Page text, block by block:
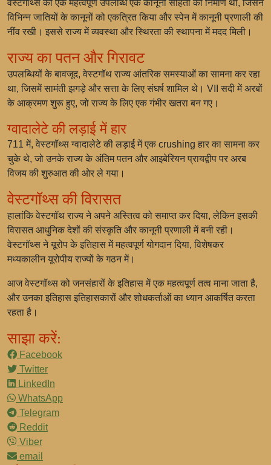
वेस्टगॉथ्स की एक महत्वपूर्ण उपलब्धि एक कानूनी संहिता का निर्माण था, जिसने
विभिन्न जातियों के कानूनों को एकत्रित किया और स्पेन में कानूनी प्रणाली की
नींव रखी। इससे राज्य में व्यवस्था और स्थिरता की स्थापना में मदद मिली।
राज्य का पतन और गिरावट
उपलब्धियों के बावजूद, वेस्टगॉथ राज्य आंतरिक समस्याओं का सामना कर रहा
था, जिसमें सामंती झगड़े और सत्ता के लिए संघर्ष शामिल थे। VII सदी में अरबों
के आक्रमण शुरू हुए, जो राज्य के लिए एक गंभीर खतरा बन गए।
ग्वादालेटे की लड़ाई में हार
711 में, वेस्टगॉथ्स ग्वादालेटे की लड़ाई में एक crushing हार का सामना कर
चुके थे, जो उनके राज्य के अंतिम पतन और आइबेरियन प्रायद्वीप पर अरब
विजय की शुरुआत की ओर ले गया।
वेस्टगॉथ्स की विरासत
हालांकि वेस्टगॉथ राज्य ने अपने अस्तित्व को समाप्त कर दिया, लेकिन इसकी
विरासत आधुनिक देशों की संस्कृति और कानूनी प्रणाली में बनी रही।
वेस्टगॉथ्स ने यूरोप के इतिहास में महत्वपूर्ण योगदान दिया, विशेषकर
मध्यकालीन यूरोपीय राज्यों के गठन में।
आज वेस्टगॉथ्स को जनसंहारों के इतिहास में एक महत्वपूर्ण तत्व माना जाता है,
और उनका इतिहास इतिहासकारों और शोधकर्ताओं का ध्यान आकर्षित करता
रहता है।
साझा करें:
Facebook
Twitter
LinkedIn
WhatsApp
Telegram
Reddit
Viber
email